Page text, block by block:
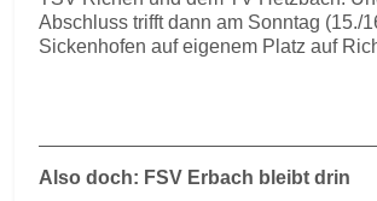
Abschluss trifft dann am Sonntag (15./
Sickenhofen auf eigenem Platz auf
Also doch: FSV Erbach bleibt drin